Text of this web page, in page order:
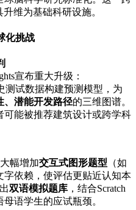
维为基础科研设施。
化挑战
宣布重大升级：
测试数据构建预测模型，为
、潜能开发路径的三维图谱。
能被推荐建筑设计或跨学科
幅增加交互式图形题型 （如
依赖，使评估更贴近认知本
双语模拟题库 ，结合Scratch
语学生的应试瓶颈。